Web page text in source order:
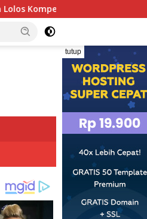
Usia Bukan Penghalang
tutup